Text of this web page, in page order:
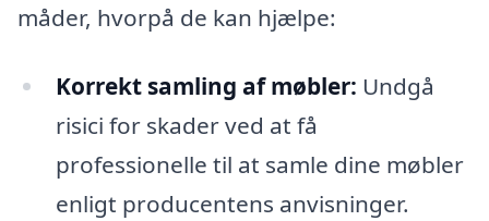
måder, hvorpå de kan hjælpe:
Korrekt samling af møbler: Undgå
risici for skader ved at få
professionelle til at samle dine møbler
enligt producentens anvisninger.